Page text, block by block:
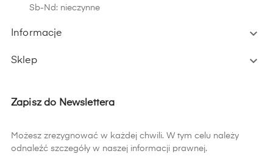
Sb-Nd: nieczynne
Informacje 
Sklep 
Zapisz do Newslettera
Możesz zrezygnować w każdej chwili. W tym celu należy
odnaleźć szczegóły w naszej informacji prawnej.